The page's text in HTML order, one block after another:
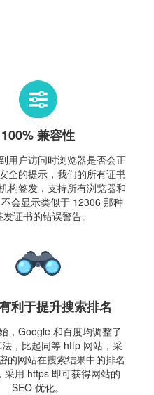
100% 兼容性
用户访问时浏览器是否会正
全的提示，我们的所有证书
构签发，支持所有浏览器和
会显示类似于 12306 那种
发证书的错误警告。
利于提升搜索排名
，Google 和百度均调整了
，比起同等 http 网站，采
的网站在搜索结果中的排名
采用 https 即可获得网站的
SEO 优化。